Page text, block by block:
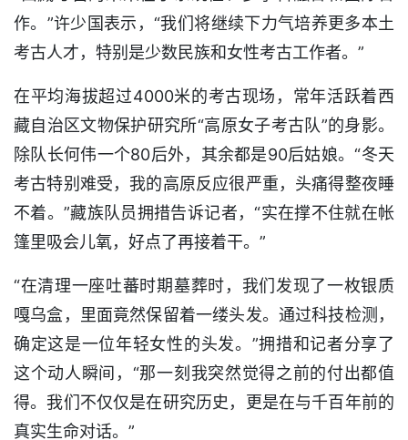
作。”许少国表示，“我们将继续下力气培养更多本土
考古人才，特别是少数民族和女性考古工作者。”
在平均海拔超过4000米的考古现场，常年活跃着西
藏自治区文物保护研究所“高原女子考古队”的身影。
除队长何伟一个80后外，其余都是90后姑娘。“冬天
考古特别难受，我的高原反应很严重，头痛得整夜睡
不着。”藏族队员拥措告诉记者，“实在撑不住就在帐
篷里吸会儿氧，好点了再接着干。”
“在清理一座吐蕃时期墓葬时，我们发现了一枚银质
嘎乌盒，里面竟然保留着一缕头发。通过科技检测，
确定这是一位年轻女性的头发。”拥措和记者分享了
这个动人瞬间，“那一刻我突然觉得之前的付出都值
得。我们不仅仅是在研究历史，更是在与千百年前的
真实生命对话。”